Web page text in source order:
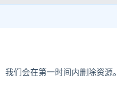
们会在第一时间内删除资源。